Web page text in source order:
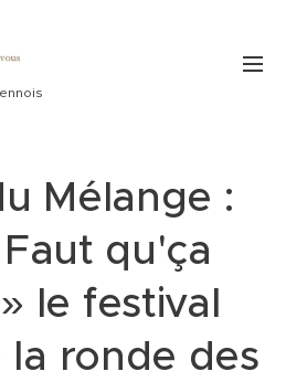
Mélange :
qu'ça
le festival
ronde des